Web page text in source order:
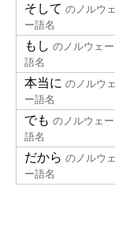
そして のノルウェ
ー語名
もし のノルウェー
語名
本当に のノルウェ
ー語名
でも のノルウェー
語名
だから のノルウェ
ー語名